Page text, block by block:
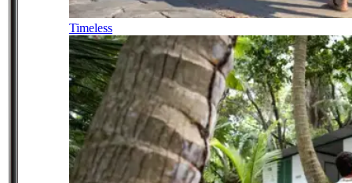
Timeless